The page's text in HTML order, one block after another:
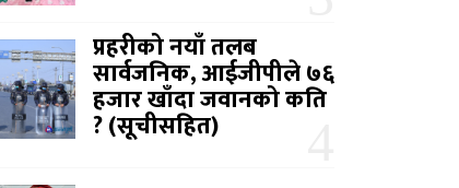
प्रहरीको नयाँ तलब
सार्वजनिक, आईजीपीले ७६
हजार खाँदा जवानको कति
? (सूचीसहित)